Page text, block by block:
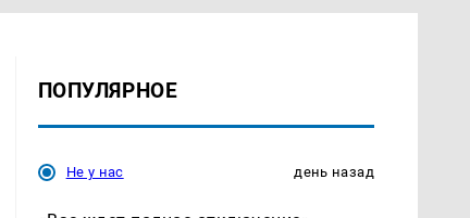
ПОПУЛЯРНОЕ
Не у нас день назад